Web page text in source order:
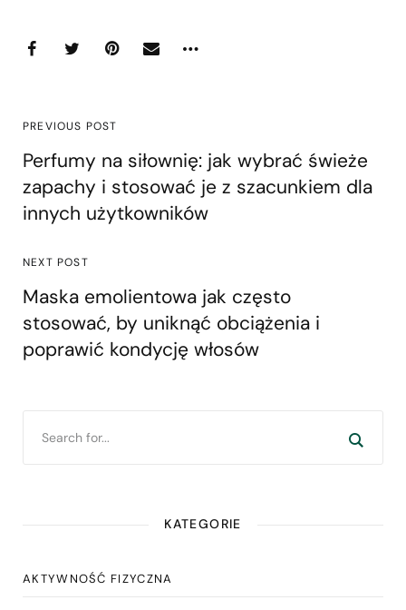
PREVIOUS POST
Perfumy na siłownię: jak wybrać świeże
zapachy i stosować je z szacunkiem dla
innych użytkowników
NEXT POST
Maska emolientowa jak często
stosować, by uniknąć obciążenia i
poprawić kondycję włosów
KATEGORIE
AKTYWNOŚĆ FIZYCZNA